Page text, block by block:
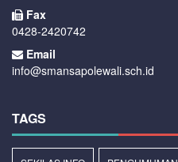
Fax
0428-2420742
Email
info@smansapolewali.sch.id
TAGS